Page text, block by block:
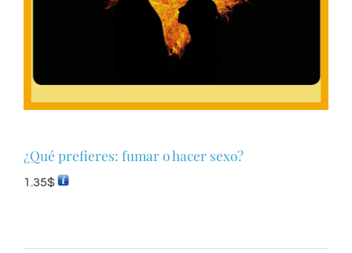
¿Qué prefieres: fumar o hacer sexo?
1.35$